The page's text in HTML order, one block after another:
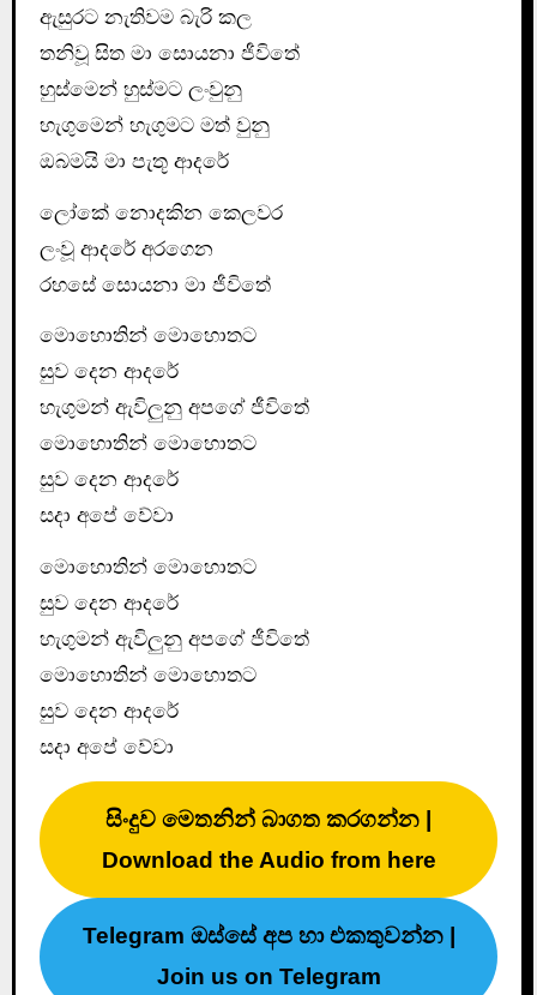
ඇසුරට නැතිවම බැරි කල
තනිවූ සිත මා සොයනා ජීවිතේ
හුස්මෙන් හුස්මට ලංවුනු
හැගුමෙන් හැගුමට මත් වුනු
ඔබමයි මා පැතූ ආදරේ
ලෝකේ නොදකින කෙලවර
ලංවූ ආදරේ අරගෙන
රහසේ සොයනා මා ජීවිතේ
මොහොතින් මොහොතට
සුව දෙන ආදරේ
හැගුමන් ඇවිලුනු අපගේ ජීවිතේ
මොහොතින් මොහොතට
සුව දෙන ආදරේ
සදා අපේ වේවා
මොහොතින් මොහොතට
සුව දෙන ආදරේ
හැගුමන් ඇවිලුනු අපගේ ජීවිතේ
මොහොතින් මොහොතට
සුව දෙන ආදරේ
සදා අපේ වේවා
සිංදුව මෙතනින් බාගත කරගන්න |
Download the Audio from here
Telegram ඔස්සේ අප හා එකතුවන්න |
Join us on Telegram